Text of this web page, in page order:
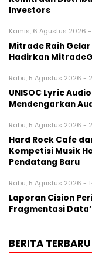
BERITA TERKAIT
Kamis, 6 Agustus 2026 -
UOB Perkuat
Kemitraan
Investors
Kamis, 6 Agustus 2026 -
Mitrade Raih Gelar
Hadirkan
Rabu, 5 Agustus 2026 -
UNISOC Lyric
Mendengarkan
Rabu, 5 Agustus 2026 -
Hard Rock Cafe
Kompetisi Musik
Rabu, 5 Agustus 2026 -